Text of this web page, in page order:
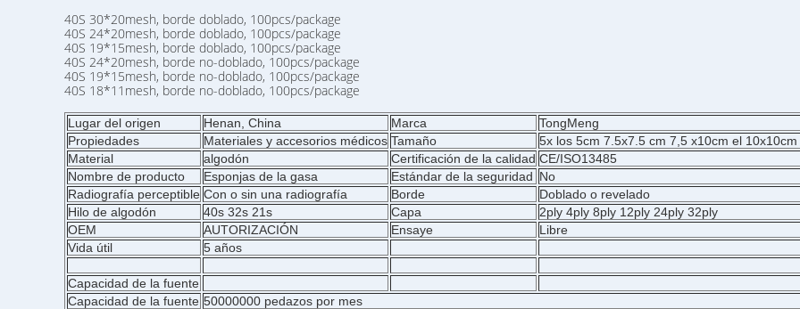
40S 30*20mesh, borde doblado, 100pcs/package
40S 24*20mesh, borde doblado, 100pcs/package
40S 19*15mesh, borde doblado, 100pcs/package
40S 24*20mesh, borde no-doblado, 100pcs/package
40S 19*15mesh, borde no-doblado, 100pcs/package
40S 18*11mesh, borde no-doblado, 100pcs/package
Lugar del origen Henan, China Marca
TongMeng
Propiedades
Materiales y accesorios médicos Tamaño
5x los 5cm 7.5x7.5 cm 7,5 x10cm el
Material
algodón Certificación de la calidad CE/ISO13485
Nombre de producto
Esponjas de la gasa Estándar de la seguridad No
Radiografía perceptible Con o sin una radiografía Borde
Doblado o revelado
Hilo de algodón
40s 32s 21s Capa
2ply 4ply 8ply 12ply 24ply 32ply
OEM
AUTORIZACIÓN Ensaye
Libre
Vida útil
5 años
Capacidad de la fuente
Capacidad de la fuente 50000000 pedazos por mes